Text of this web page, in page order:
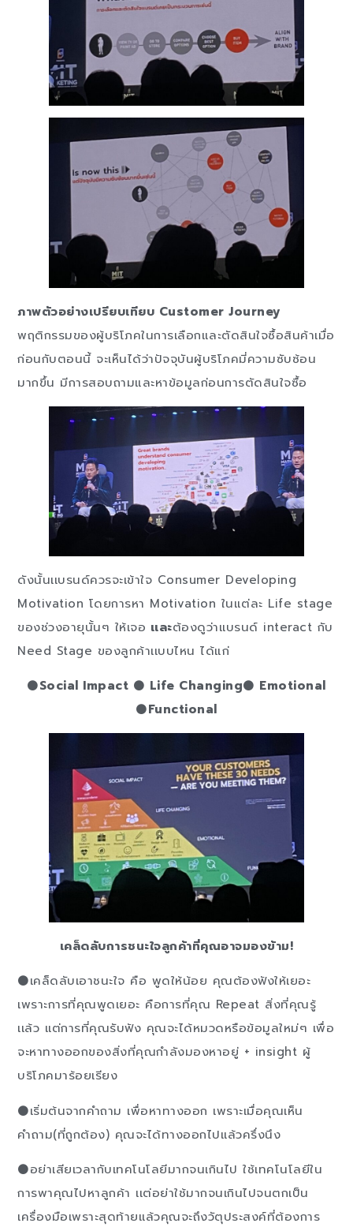
ภาพตัวอย่างเปรียบเทียบ Customer Journey
พฤติกรรมของผู้บริโภคในการเลือกและตัดสินใจซื้อสินค้าเมื่อ
ก่อนกับตอนนี้ จะเห็นได้ว่าปัจจุบันผู้บริโภคมี่ความซับซ้อน
มากขึ้น มีการสอบถามและหาข้อมูลก่อนการตัดสินใจซื้อ
ดังนั้นเเบรนด์ควรจะเข้าใจ Consumer Developing
Motivation โดยการหา Motivation ในแต่ละ Life stage
ของช่วงอายุนั้นๆ ให้เจอ เเละต้องดูว่าเเบรนด์ interact กับ
Need Stage ของลูกค้าเเบบไหน ได้แก่
⚫Social Impact ⚫ Life Changing⚫ Emotional
⚫Functional
เคล็ดลับการชนะใจลูกค้าที่คุณอาจมองข้าม!
⚫เคล็ดลับเอาชนะใจ คือ พูดให้น้อย คุณต้องฟังให้เยอะ
เพราะการที่คุณพูดเยอะ คือการที่คุณ Repeat สิ่งที่คุณรู้
เเล้ว เเต่การที่คุณรับฟัง คุณจะได้หมวดหรือข้อมูลใหม่ๆ เพื่อ
จะหาทางออกของสิ่งที่คุณกำลังมองหาอยู่ + insight ผู้
บริโภคมาร้อยเรียง
⚫เริ่มต้นจากคำถาม เพื่อหาทางออก เพราะเมื่อคุณเห็น
คำถาม(ที่ถูกต้อง) คุณจะได้ทางออกไปเเล้วครึ่งนึง
⚫อย่าเสียเวลากับเทคโนโลยีมากจนเกินไป ใช้เทคโนโลยีใน
การพาคุณไปหาลูกค้า เเต่อย่าใช้มากจนเกินไปจนตกเป็น
เครื่องมือเพราะสุดท้ายเเล้วคุณจะถึงวัตุประสงค์ที่ต้องการ